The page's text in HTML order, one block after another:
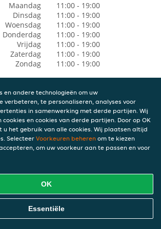
Maandag
11:00 - 19:00
Dinsdag
11:00 - 19:00
Woensdag
11:00 - 19:00
Donderdag
11:00 - 19:00
Vrijdag
11:00 - 19:00
Zaterdag
11:00 - 19:00
Zondag
11:00 - 19:00
en andere technologieën om uw
verbeteren, te personaliseren, analyses voor
in samenwerking met derde partijen. Wij
cookies en cookies van derde partijen. Door op OK
het gebruik van alle cookies. Wij plaatsen altijd
Selecteer Voorkeuren beheren om te kiezen
om uw voorkeur aan te passen en voor
OK
Essentiële